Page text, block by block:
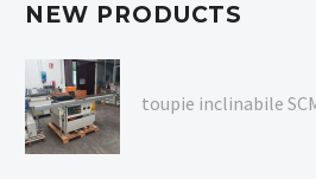
NEW PRODUCTS
toupie inclinabile